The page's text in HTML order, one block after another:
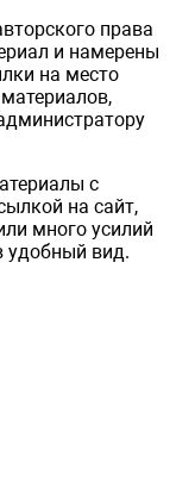
права
и намерены
на место
с
на сайт,
много усилий
удобный вид.